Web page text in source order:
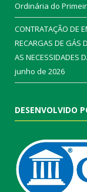
Ordinária do
CONTRATAÇÃO DE
RECARGAS DE GÁS
AS NECESSIDADES
junho de 2026
DESENVOLVIDO